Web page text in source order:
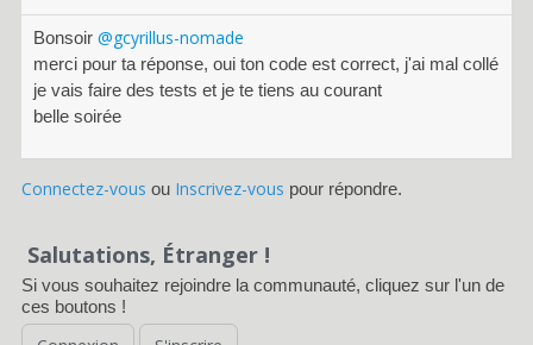
Bonsoir @gcyrillus-nomade
merci pour ta réponse, oui ton code est correct, j'ai mal collé
je vais faire des tests et je te tiens au courant
belle soirée
Connectez-vous ou Inscrivez-vous pour répondre.
Salutations, Étranger !
Si vous souhaitez rejoindre la communauté, cliquez sur l'un de
ces boutons !